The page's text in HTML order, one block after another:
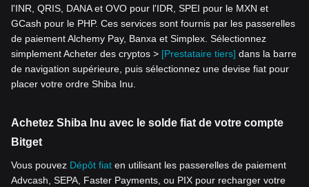
l'INR, QRIS, DANA et OVO pour l'IDR, SPEI pour le MXN et
GCash pour le PHP. Ces services sont fournis par les passerelles
de paiement Alchemy Pay, Banxa et Simplex. Sélectionnez
simplement Acheter des cryptos > [Prestataire tiers] dans la barre
de navigation supérieure, puis sélectionnez une devise fiat pour
placer votre ordre Shiba Inu.
Achetez Shiba Inu avec le solde fiat de votre compte
Bitget
Vous pouvez Dépôt fiat en utilisant les passerelles de paiement
Advcash, SEPA, Faster Payments, ou PIX pour recharger votre